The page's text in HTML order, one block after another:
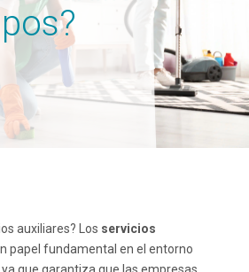
auxiliares? Los servicios
papel fundamental en el entorno